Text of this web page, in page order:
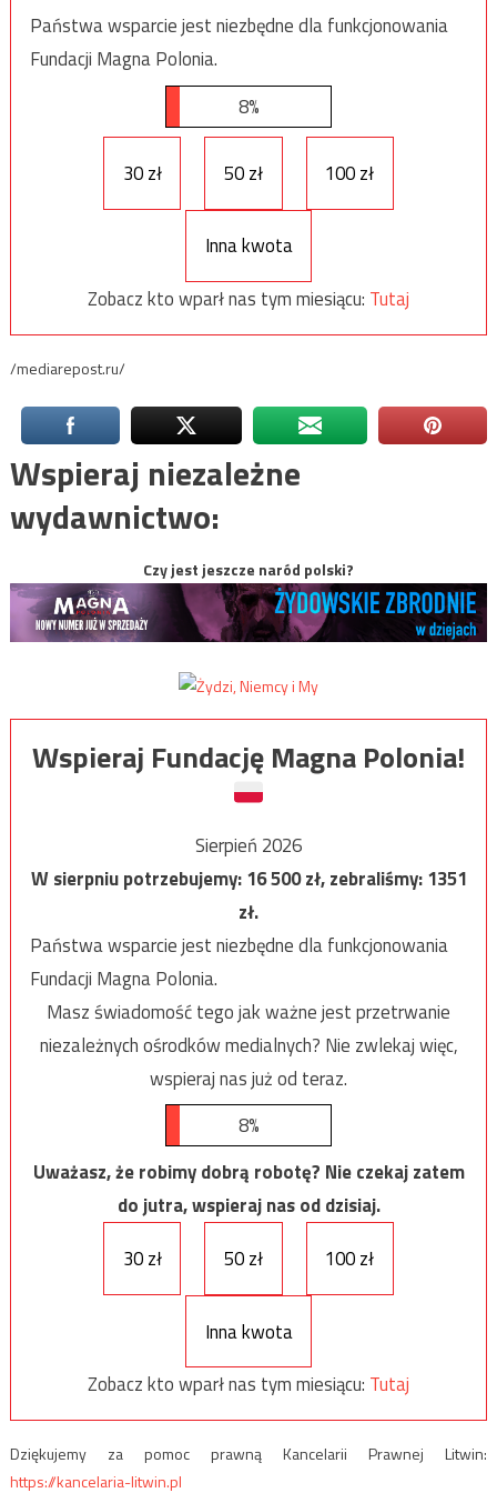
Państwa wsparcie jest niezbędne dla funkcjonowania
Fundacji Magna Polonia.
8%
30 zł 50 zł 100 zł
Inna kwota
Zobacz kto wparł nas tym miesiącu: Tutaj
/mediarepost.ru/
Wspieraj niezależne
wydawnictwo:
Czy jest jeszcze naród polski?
Wspieraj Fundację Magna Polonia!
Sierpień 2026
W sierpniu potrzebujemy:16 500zł, zebraliśmy:1351
zł.
Państwa wsparcie jest niezbędne dla funkcjonowania
Fundacji Magna Polonia.
Masz świadomość tego jak ważne jest przetrwanie
niezależnych ośrodków medialnych? Nie zwlekaj więc,
wspieraj nas już od teraz.
8%
Uważasz, że robimy dobrą robotę? Nie czekaj zatem
do jutra, wspieraj nas od dzisiaj.
30 zł
50 zł 100 zł
Inna kwota
Zobacz kto wparł nas tym miesiącu: Tutaj
Dziękujemy za pomoc prawną Kancelarii Prawnej Litwin:
https://kancelaria-litwin.pl